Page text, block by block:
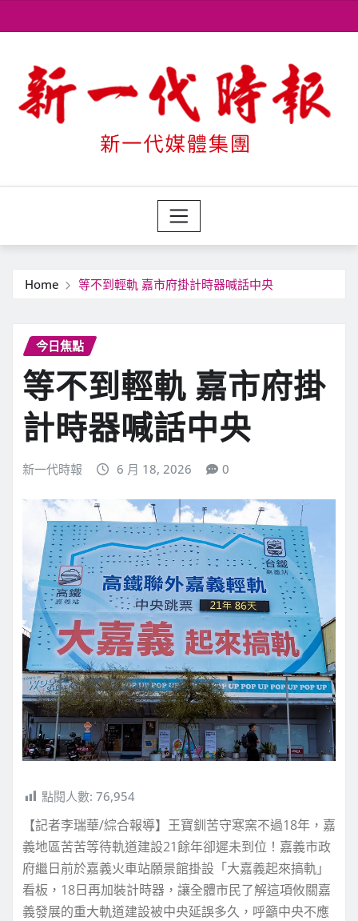
to
Home 等不到輕軌 嘉市府掛計時器喊話中央
今日焦點
等不到輕軌 嘉市府掛
計時器喊話中央
新一代時報 6 月 18, 2026 0
點閱人數: 76,954
【記者李瑞華/綜合報導】王寶釧苦守寒窯不過18年，嘉
義地區苦苦等待軌道建設21餘年卻遲未到位！嘉義市政
府繼日前於嘉義火車站願景館掛設「大嘉義起來搞軌」
看板，18日再加裝計時器，讓全體市民了解這項攸關嘉
義發展的重大軌道建設被中央延誤多久，呼籲中央不應